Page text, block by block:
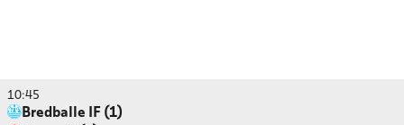
10:45
Bredballe IF (1)